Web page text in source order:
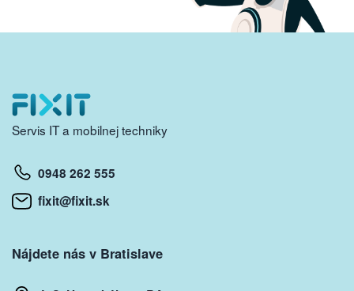
Servis IT a mobilnej techniky
0948 262 555
fixit@fixit.sk
Nájdete nás v Bratislave